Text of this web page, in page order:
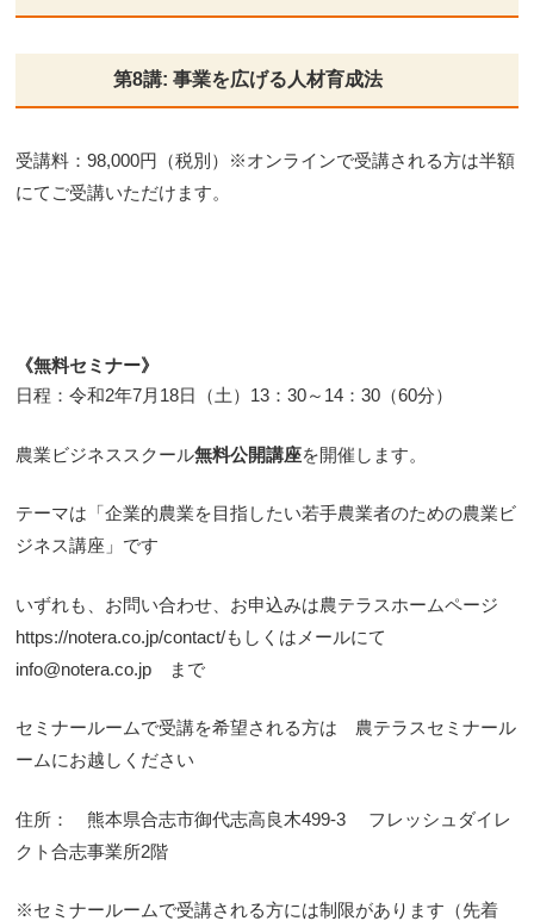
第8講: 事業を広げる人材育成法
受講料：98,000円（税別）※オンラインで受講される方は半額
にてご受講いただけます。
《無料セミナー》
日程：令和2年7月18日（土）13：30～14：30（60分）
農業ビジネススクール無料公開講座を開催します。
テーマは「企業的農業を目指したい若手農業者のための農業ビ
ジネス講座」です
いずれも、お問い合わせ、お申込みは農テラスホームページ
https://notera.co.jp/contact/もしくはメールにて
info@notera.co.jp まで
セミナールームで受講を希望される方は 農テラスセミナール
ームにお越しください
住所： 熊本県合志市御代志高良木499-3 フレッシュダイレ
クト合志事業所2階
※セミナールームで受講される方には制限があります（先着